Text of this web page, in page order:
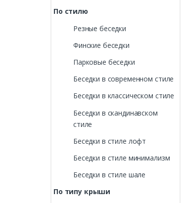
По стилю
Резные беседки
Финские беседки
Парковые беседки
Беседки в современном стиле
Беседки в классическом стиле
Беседки в скандинавском
стиле
Беседки в стиле лофт
Беседки в стиле минимализм
Беседки в стиле шале
По типу крыши